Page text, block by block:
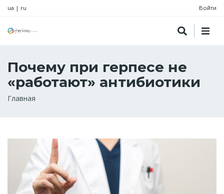
ua | ru Войти
Почему при герпесе не
«работают» антибиотики
Строка
Главная